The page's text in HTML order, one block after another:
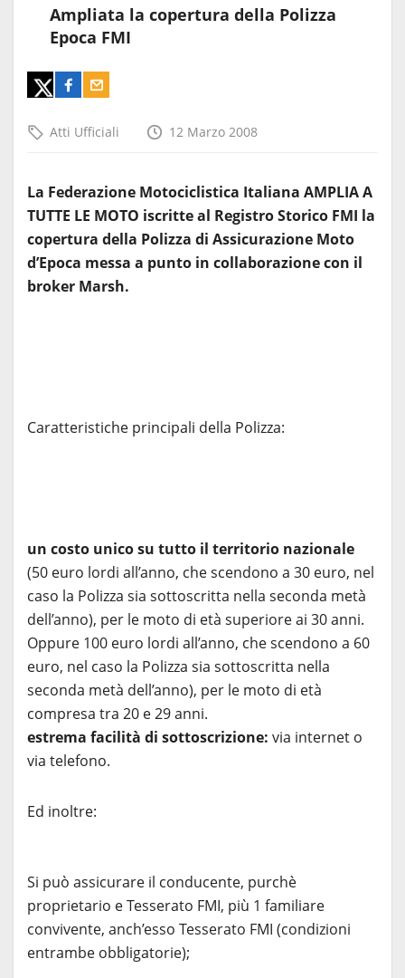
Ampliata la copertura della Polizza
Epoca FMI
Atti Ufficiali 12 Marzo 2008
La Federazione Motociclistica Italiana AMPLIA A
TUTTE LE MOTO iscritte al Registro Storico FMI la
copertura della Polizza di Assicurazione Moto
d’Epoca messa a punto in collaborazione con il
broker Marsh.
Caratteristiche principali della Polizza:
un costo unico su tutto il territorio nazionale
(50 euro lordi all’anno, che scendono a 30 euro, nel
caso la Polizza sia sottoscritta nella seconda metà
dell’anno), per le moto di età superiore ai 30 anni.
Oppure 100 euro lordi all’anno, che scendono a 60
euro, nel caso la Polizza sia sottoscritta nella
seconda metà dell’anno), per le moto di età
compresa tra 20 e 29 anni.
estrema facilità di sottoscrizione: via internet o
via telefono.
Ed inoltre:
Si può assicurare il conducente, purchè
proprietario e Tesserato FMI, più 1 familiare
convivente, anch’esso Tesserato FMI (condizioni
entrambe obbligatorie);